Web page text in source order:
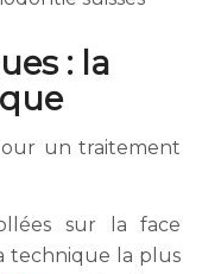
: la
un traitement
sur la face
technique la plus